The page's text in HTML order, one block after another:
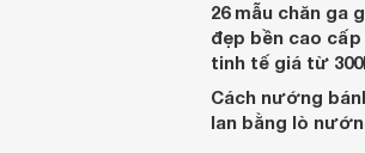
26 mẫu chăn ga
đẹp bền cao
tinh tế giá từ
Cách nướng
lan bằng lò